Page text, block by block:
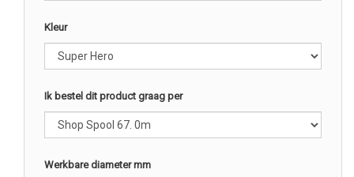
Kleur
Ik bestel dit product graag per
Werkbare diameter mm